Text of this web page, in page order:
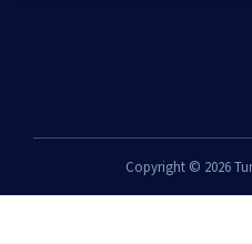
Copyright © 2026